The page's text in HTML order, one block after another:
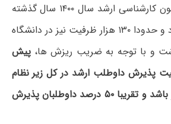
ظرفیت پذیرش در آزمون کارشناسی ارشد سال ۱۴۰۰ سال گذشته
حدودا ۱۴۷ هزار نفر بود و حدودا ۱۳۰ هزار ظرفیت نیز در دانشگاه
و با توجه به ضریب ریزش ها،پیش
پذیرش داوطلب ارشد در کل زیر نظام
ها حدود ۳۰۰ هزار نفر باشد و تقریبا ۵۰ درصد داوطلبان پذیرش